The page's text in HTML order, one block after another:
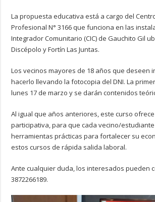
La propuesta educativa está a cargo del
Profesional N° 3166 que funciona en las
Integrador Comunitario (CIC) de Gauchito Gil
Discépolo y Fortín Las Juntas.
Los vecinos mayores de 18 años que deseen
hacerlo llevando la fotocopia del DNI. La
lunes 17 de marzo y se darán contenidos
Al igual que años anteriores, este curso
participativa, para que cada vecino/
herramientas prácticas para fortalecer su
estos cursos de rápida salida laboral.
Ante cualquier duda, los interesados pueden
3872266189.